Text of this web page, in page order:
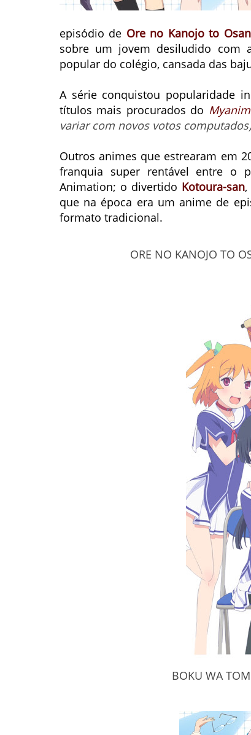
episódio de Ore no Kanojo to
sobre um jovem desiludido com
popular do colégio, cansada das
A série conquistou popularidade
títulos mais procurados do
variar com novos votos computados)
Outros animes que estrearam em
franquia super rentável entre o
Animation; o divertido Kotoura-san,
que na época era um anime de
formato tradicional.
ORE NO KANOJO TO
BOKU WA